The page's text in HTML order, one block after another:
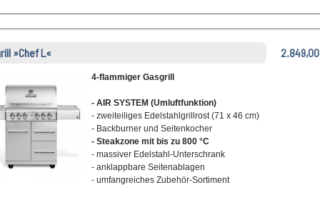
»Chef L« 2.849,00
4-flammiger Gasgrill
- AIR SYSTEM (Umluftfunktion)
- zweiteiliges Edelstahlgrillrost (71 x 46 cm)
- Backburner und Seitenkocher
- Steakzone mit bis zu 800 °C
- massiver Edelstahl-Unterschrank
- anklappbare Seitenablagen
- umfangreiches Zubehör-Sortiment